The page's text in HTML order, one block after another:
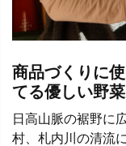
商品づくりに
てる優しい野菜
日高山脈の裾野に
村、札内川の清流